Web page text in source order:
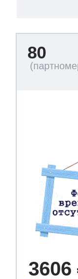
80
3606